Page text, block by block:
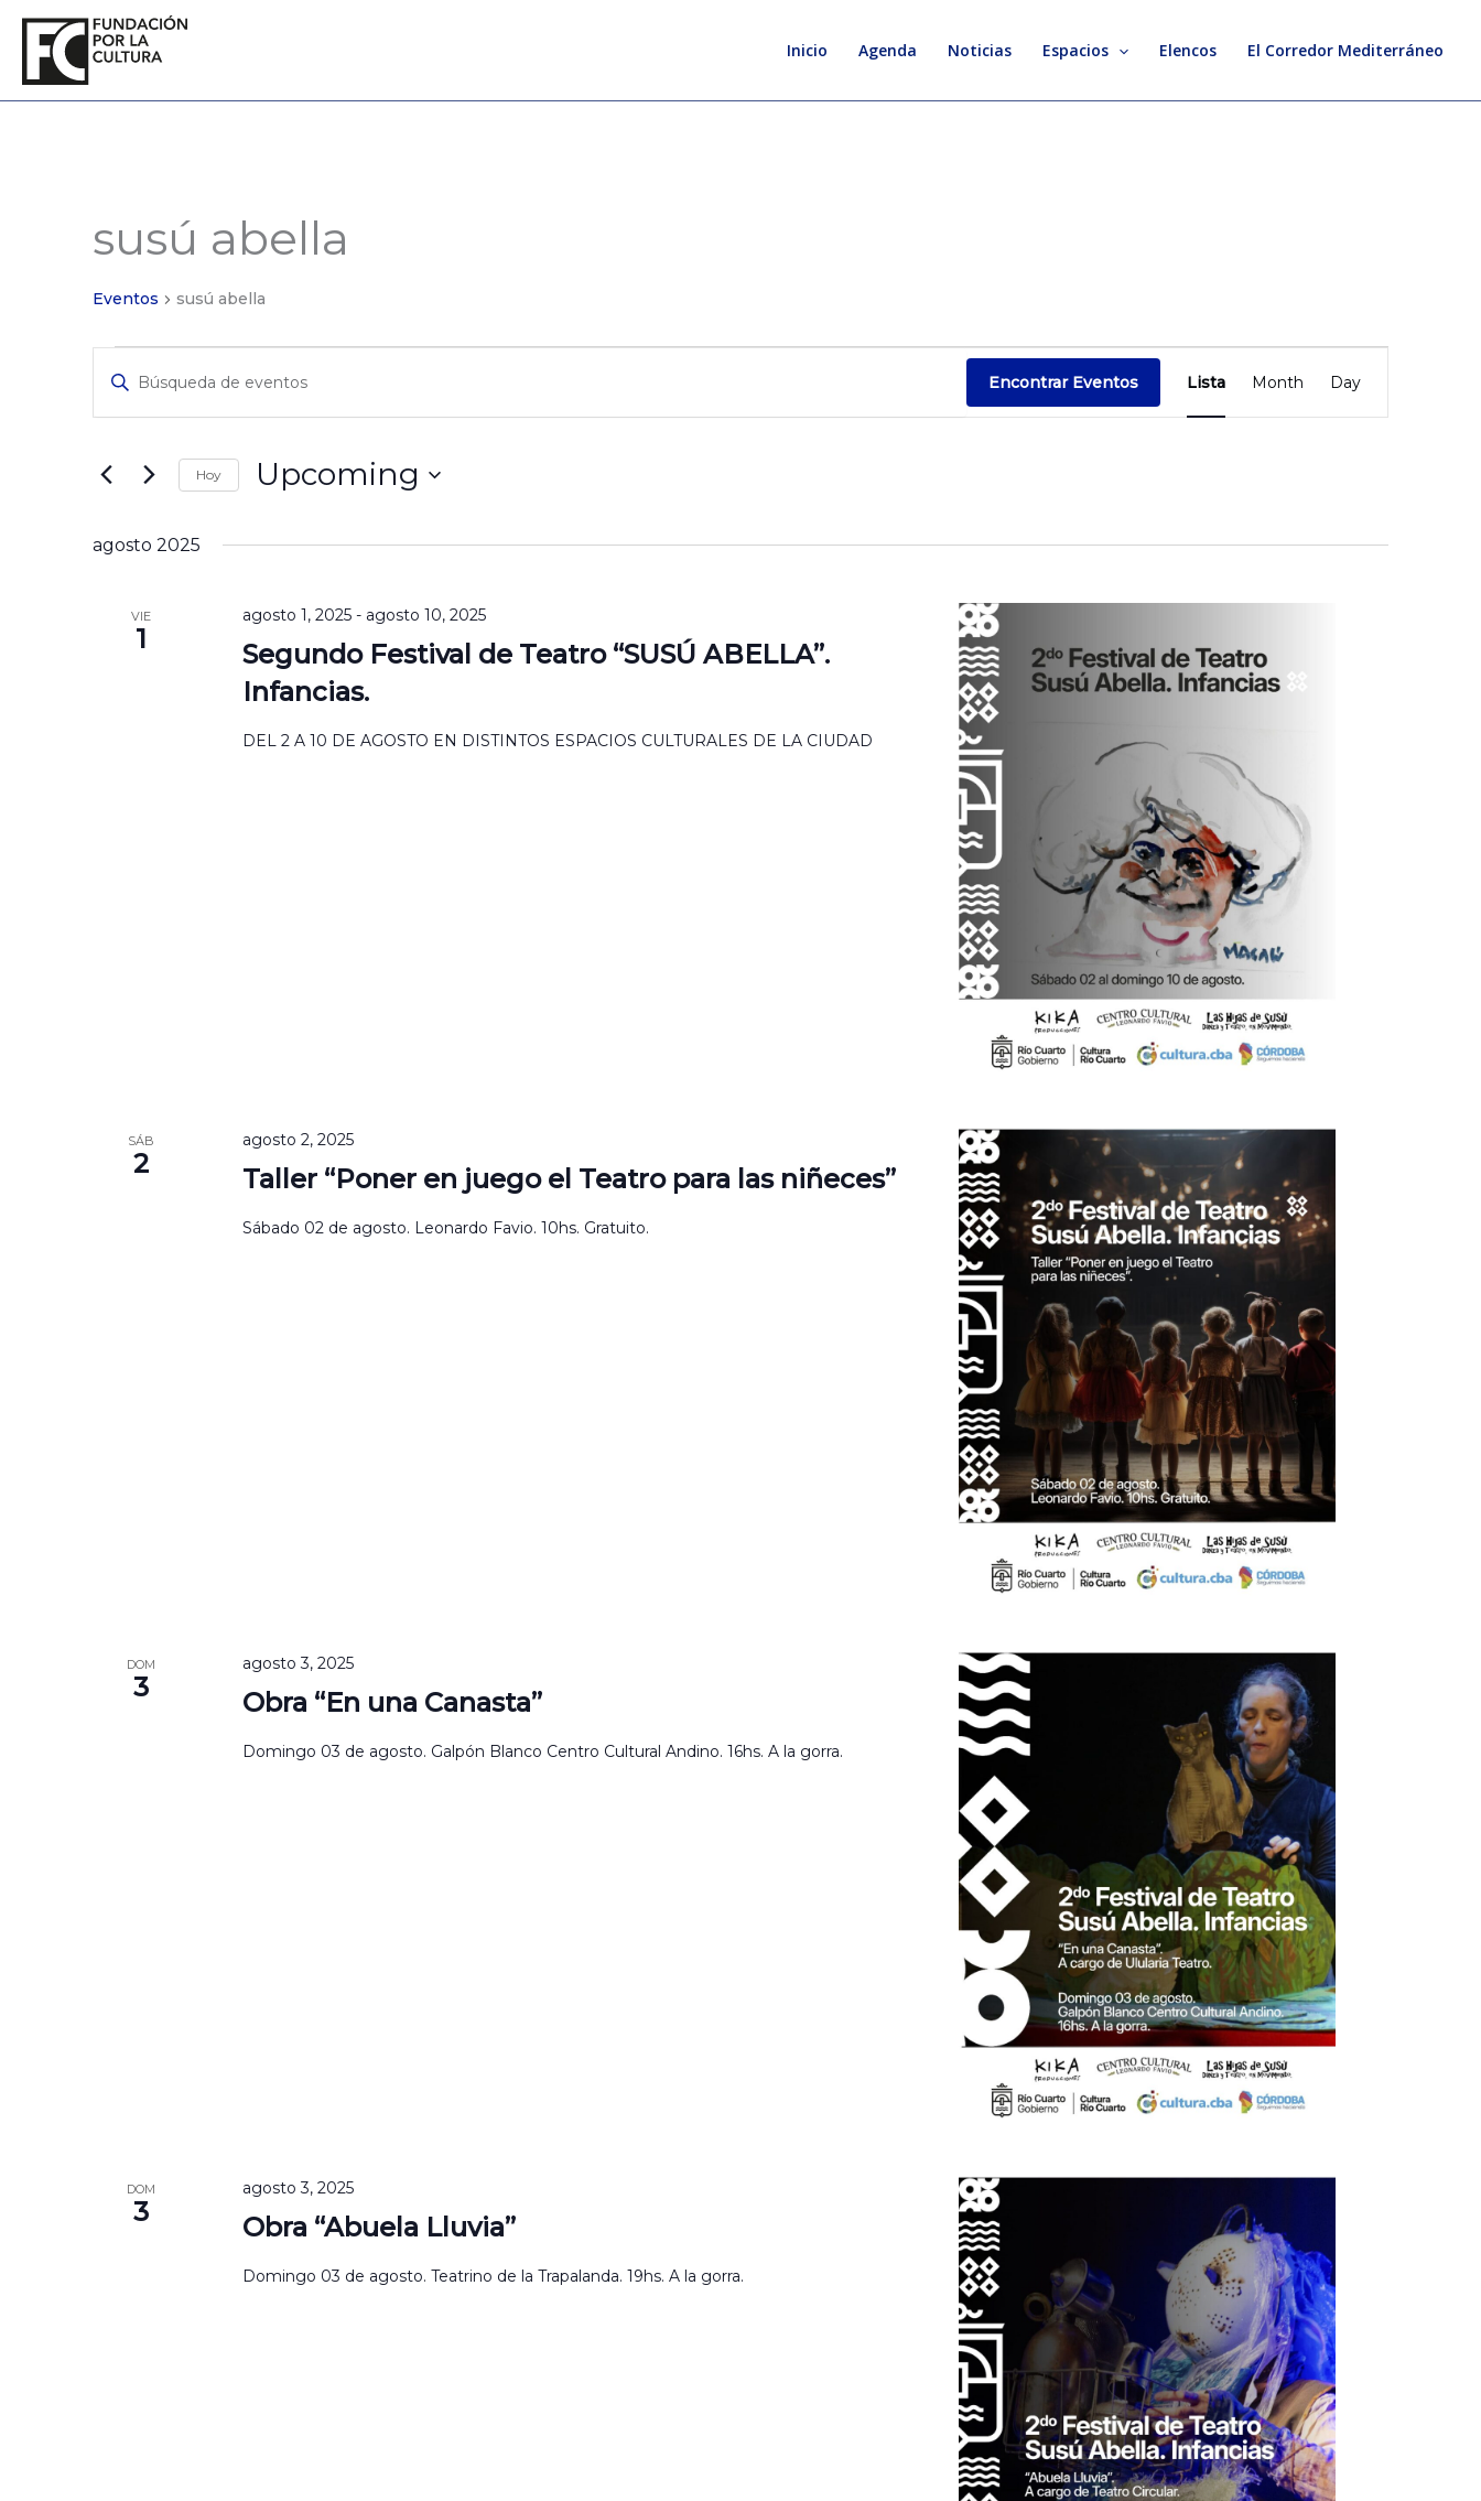
contenido
Inicio Agenda Noticias Espacios Elencos El Corredor Mediterráneo
susú abella
Eventos susú abella
de
Vistas
de
Ingrese
Clave.
Eventos
Clave.
Encontrar Eventos
Vistas
Lista Month Day
Hoy Upcoming
fecha.
agosto 2025
VIE
1
Segundo Festival de Teatro “SUSÚ ABELLA”.
Infancias.
agosto 1, 2025- agosto 10, 2025
DEL 2 A 10 DE AGOSTO EN DISTINTOS ESPACIOS CULTURALES DE LA CIUDAD
SÁB
2 Taller “Poner en juego el Teatro para las niñeces”
agosto 2, 2025
Sábado 02 de agosto. Leonardo Favio. 10hs. Gratuito.
DOM
3 Obra “En una Canasta”
agosto 3, 2025
Domingo 03 de agosto. Galpón Blanco Centro Cultural Andino. 16hs. A la gorra.
DOM
3 Obra “Abuela Lluvia”
agosto 3, 2025
Domingo 03 de agosto. Teatrino de la Trapalanda. 19hs. A la gorra.